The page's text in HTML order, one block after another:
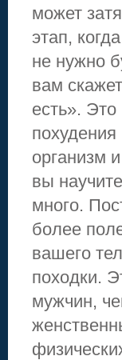
может
этап,
не нужно
вам
есть». Это
организм
вы
много.
более
вашего
походки.
мужчин,